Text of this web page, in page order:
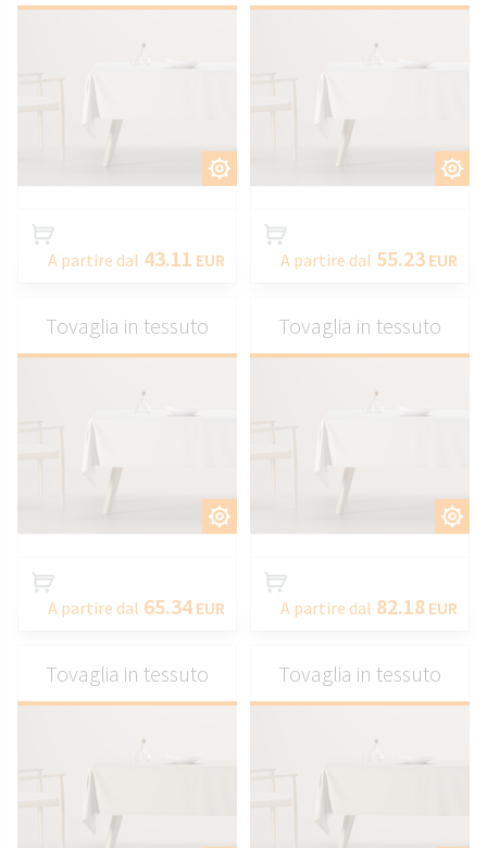
A partire dal 43.11 EUR A partire dal 55.23 EUR
Tovaglia in tessuto
A partire dal 65.34 EUR
Tovaglia in tessuto
A partire dal 82.18 EUR
Tovaglia in tessuto Tovaglia in tessuto